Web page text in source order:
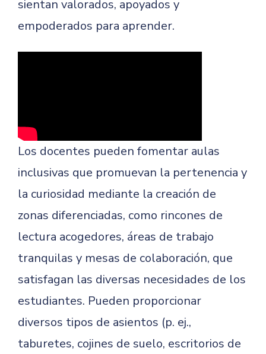
sientan valorados, apoyados y
empoderados para aprender.
Los docentes pueden fomentar aulas
inclusivas que promuevan la pertenencia y
la curiosidad mediante la creación de
zonas diferenciadas, como rincones de
lectura acogedores, áreas de trabajo
tranquilas y mesas de colaboración, que
satisfagan las diversas necesidades de los
estudiantes. Pueden proporcionar
diversos tipos de asientos (p. ej.,
taburetes, cojines de suelo, escritorios de